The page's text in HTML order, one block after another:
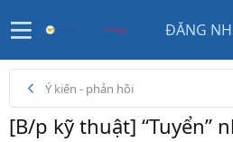
Ý kiến - phản hồi
[B/p kỹ thuật] “Tuyển”